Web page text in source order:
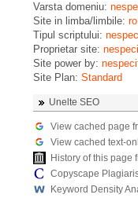
Varsta domeniu:
Site in limba/limbile: ro
Tipul scriptului:
Proprietar site:
Site power by:
Site Plan: Standard
Unelte SEO
View cached page
View cached text-
History of this page
Copyscape
Keyword Density